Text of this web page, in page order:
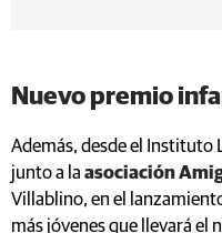
Nuevo premio
Además, desde el Instituto
junto a la asociación
Villablino, en el
más jóvenes que llevará el